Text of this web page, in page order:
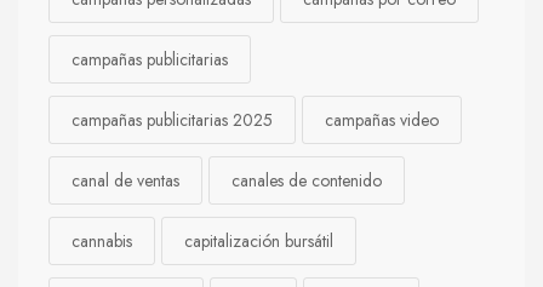
campañas publicitarias
campañas publicitarias 2025 campañas video
canal de ventas canales de contenido
cannabis capitalización bursátil